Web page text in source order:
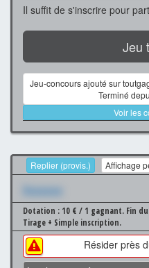
Il suffit de s'inscrire pour
Jeu
Jeu-concours ajouté sur
Terminé
Voir les
Replier (provis.) Affichage
Xxxxxxx
Dotation : 10 € / 1 gagnant. Fin
Tirage + Simple inscription.
Résider près